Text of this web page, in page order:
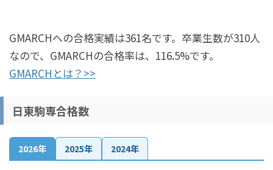
GMARCHへの合格実績は361名です。卒業生数が310人
なので、GMARCHの合格率は、116.5%です。
GMARCHとは？>>
日東駒専合格数
2026年 2025年 2024年